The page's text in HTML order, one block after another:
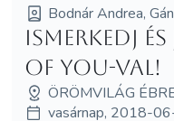
Bodnár Andrea,
Ismerkedj
of You-val!
ÖRÖMVILÁG
vasárnap, 2018-